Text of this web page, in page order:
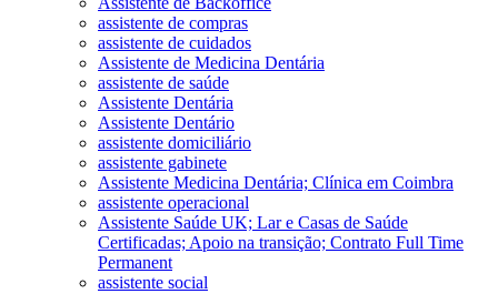
assistente de compras
assistente de cuidados
Assistente de Medicina Dentária
assistente de saúde
Assistente Dentária
Assistente Dentário
assistente domiciliário
assistente gabinete
Assistente Medicina Dentária; Clínica em Coimbra
assistente operacional
Assistente Saúde UK; Lar e Casas de Saúde
Certificadas; Apoio na transição; Contrato Full Time
Permanent
assistente social